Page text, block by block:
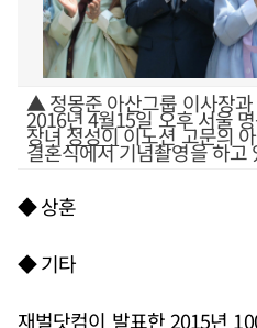
▲ 정몽준 아산그룹 이사장
2016년 4월15일 오후 서울
장녀정성이이노션 고문의
결혼식에서 기념촬영을 하고
◆ 상훈
◆ 기타
재벌닷컴이 발표한 2015년